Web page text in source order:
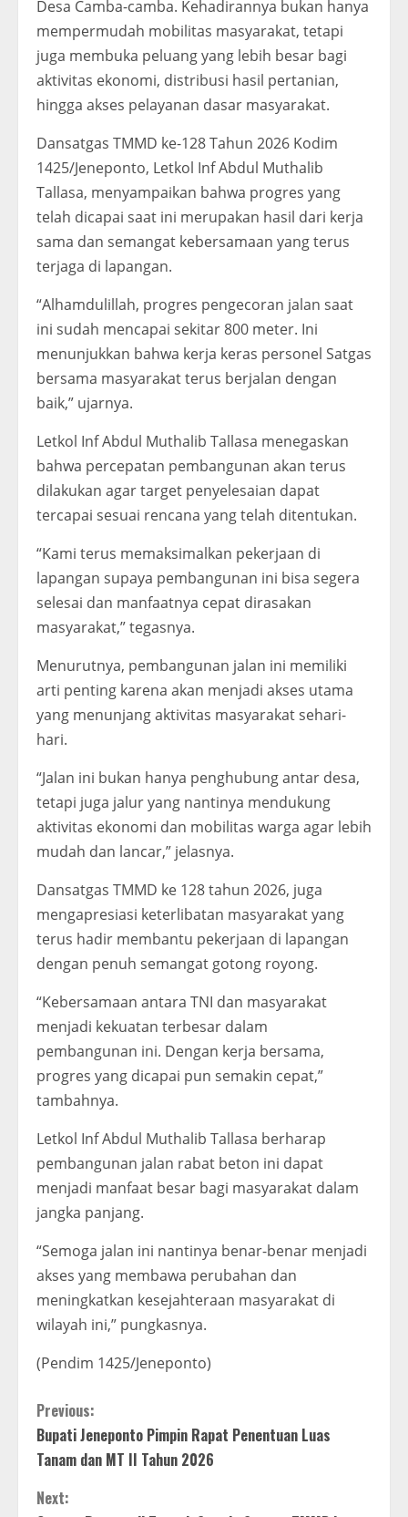
Desa Camba-camba. Kehadirannya bukan hanya
mempermudah mobilitas masyarakat, tetapi
juga membuka peluang yang lebih besar bagi
aktivitas ekonomi, distribusi hasil pertanian,
hingga akses pelayanan dasar masyarakat.
Dansatgas TMMD ke-128 Tahun 2026 Kodim
1425/Jeneponto, Letkol Inf Abdul Muthalib
Tallasa, menyampaikan bahwa progres yang
telah dicapai saat ini merupakan hasil dari kerja
sama dan semangat kebersamaan yang terus
terjaga di lapangan.
“Alhamdulillah, progres pengecoran jalan saat
ini sudah mencapai sekitar 800 meter. Ini
menunjukkan bahwa kerja keras personel Satgas
bersama masyarakat terus berjalan dengan
baik,” ujarnya.
Letkol Inf Abdul Muthalib Tallasa menegaskan
bahwa percepatan pembangunan akan terus
dilakukan agar target penyelesaian dapat
tercapai sesuai rencana yang telah ditentukan.
“Kami terus memaksimalkan pekerjaan di
lapangan supaya pembangunan ini bisa segera
selesai dan manfaatnya cepat dirasakan
masyarakat,” tegasnya.
Menurutnya, pembangunan jalan ini memiliki
arti penting karena akan menjadi akses utama
yang menunjang aktivitas masyarakat sehari-
hari.
“Jalan ini bukan hanya penghubung antar desa,
tetapi juga jalur yang nantinya mendukung
aktivitas ekonomi dan mobilitas warga agar lebih
mudah dan lancar,” jelasnya.
Dansatgas TMMD ke 128 tahun 2026, juga
mengapresiasi keterlibatan masyarakat yang
terus hadir membantu pekerjaan di lapangan
dengan penuh semangat gotong royong.
“Kebersamaan antara TNI dan masyarakat
menjadi kekuatan terbesar dalam
pembangunan ini. Dengan kerja bersama,
progres yang dicapai pun semakin cepat,”
tambahnya.
Letkol Inf Abdul Muthalib Tallasa berharap
pembangunan jalan rabat beton ini dapat
menjadi manfaat besar bagi masyarakat dalam
jangka panjang.
“Semoga jalan ini nantinya benar-benar menjadi
akses yang membawa perubahan dan
meningkatkan kesejahteraan masyarakat di
wilayah ini,” pungkasnya.
(Pendim 1425/Jeneponto)
C
o
n
Previous:
Bupati Jeneponto Pimpin Rapat Penentuan Luas
Tanam dan MT II Tahun 2026
Next: